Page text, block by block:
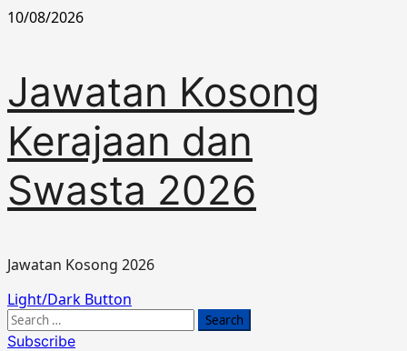
Skip
10/08/2026
Jawatan Kosong
Kerajaan dan
Swasta 2026
Jawatan Kosong 2026
Primary
Menu
Light/Dark Button
Search
for:
Subscribe